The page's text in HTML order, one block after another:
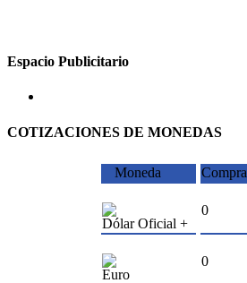
Espacio Publicitario
COTIZACIONES DE MONEDAS
Moneda Compra
Dólar Oficial +
0
Euro
0